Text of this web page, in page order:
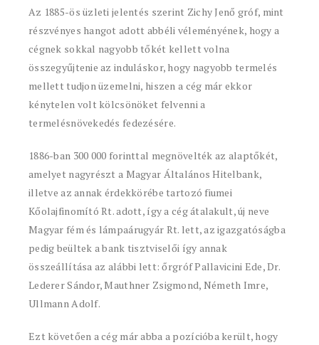
Az 1885-ös üzleti jelentés szerint Zichy Jenő gróf, mint
részvényes hangot adott abbéli véleményének, hogy a
cégnek sokkal nagyobb tőkét kellett volna
összegyűjtenie az induláskor, hogy nagyobb termelés
mellett tudjon üzemelni, hiszen a cég már ekkor
kénytelen volt kölcsönöket felvenni a
termelésnövekedés fedezésére.
1886-ban 300 000 forinttal megnövelték az alaptőkét,
amelyet nagyrészt a Magyar Általános Hitelbank,
illetve az annak érdekkörébe tartozó fiumei
Kőolajfinomító Rt. adott, így a cég átalakult, új neve
Magyar fém és lámpaárugyár Rt. lett, az igazgatóságba
pedig beültek a bank tisztviselői így annak
összeállítása az alábbi lett: őrgróf Pallavicini Ede, Dr.
Lederer Sándor, Mauthner Zsigmond, Németh Imre,
Ullmann Adolf.
Ezt követően a cég már abba a pozícióba került, hogy